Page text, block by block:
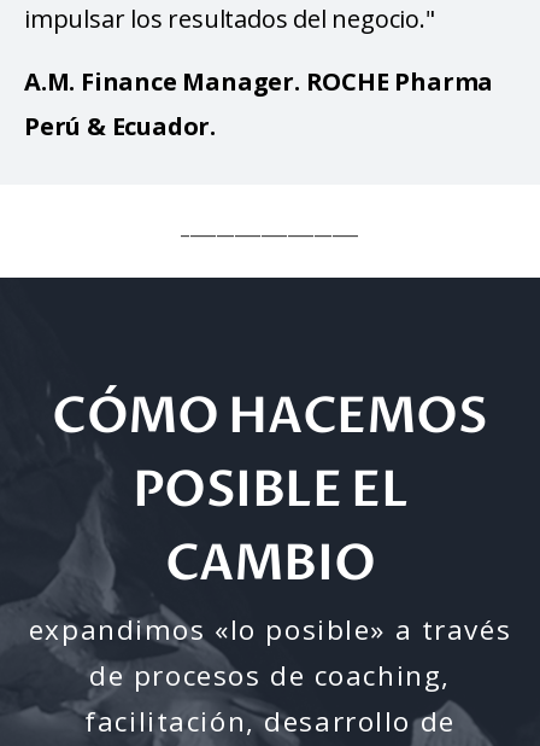
impulsar los resultados del negocio."
A.M. Finance Manager. ROCHE Pharma
Perú & Ecuador.
CÓMO HACEMOS
POSIBLE EL
CAMBIO
expandimos «lo posible» a través
de procesos de coaching,
facilitación, desarrollo de